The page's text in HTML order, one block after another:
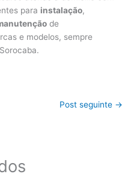
para instalação,
de
e modelos, sempre
Post seguinte →